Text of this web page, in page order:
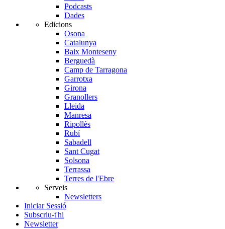
Podcasts
Dades
Edicions
Osona
Catalunya
Baix Monteseny
Berguedà
Camp de Tarragona
Garrotxa
Girona
Granollers
Lleida
Manresa
Ripollès
Rubí
Sabadell
Sant Cugat
Solsona
Terrassa
Terres de l'Ebre
Serveis
Newsletters
Iniciar Sessió
Subscriu-t'hi
Newsletter